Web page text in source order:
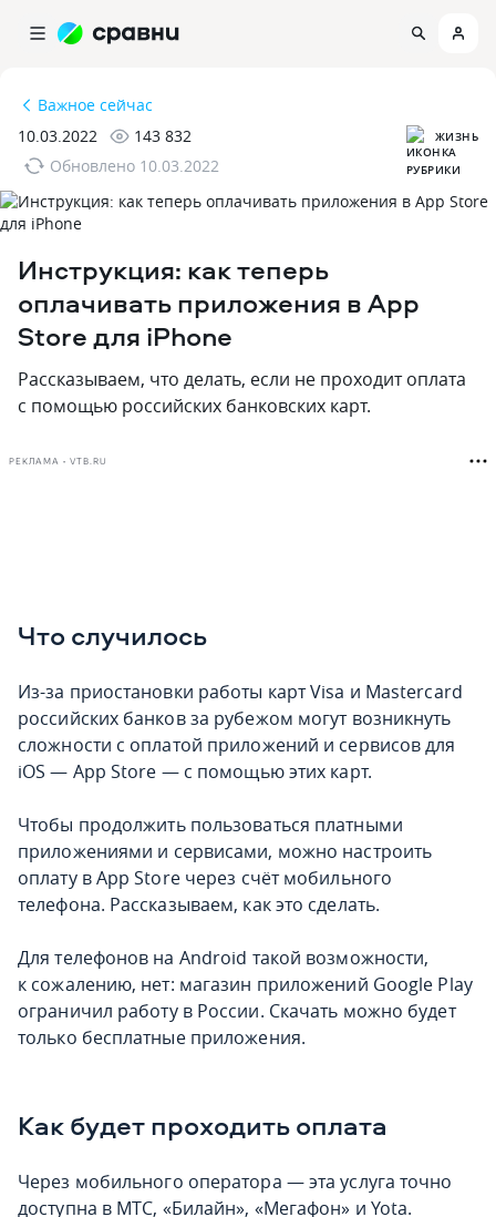
Важное сейчас
10.03.2022
143 832
Обновлено 10.03.2022
ЖИЗНЬ
Инструкция: как теперь
оплачивать приложения в App
Store для iPhone
Рассказываем, что делать, если не проходит оплата
с помощью российских банковских карт.
РЕКЛАМА • VTB.RU
Что случилось
Из-за приостановки работы карт Visa и Mastercard
российских банков за рубежом могут возникнуть
сложности с оплатой приложений и сервисов для
iOS — App Store — с помощью этих карт.
Чтобы продолжить пользоваться платными
приложениями и сервисами, можно настроить
оплату в App Store через счёт мобильного
телефона. Рассказываем, как это сделать.
Для телефонов на Android такой возможности,
к сожалению, нет: магазин приложений Google Play
ограничил работу в России. Скачать можно будет
только бесплатные приложения.
Как будет проходить оплата
Через мобильного оператора — эта услуга точно
доступна в МТС, «Билайн», «Мегафон» и Yota.